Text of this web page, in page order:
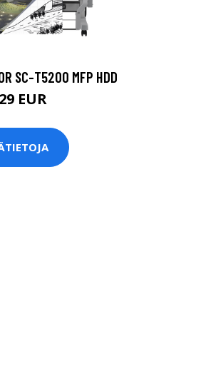
SC-T5200 MFP HDD
EUR